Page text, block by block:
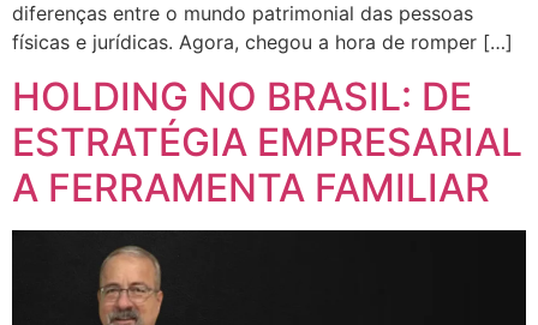
diferenças entre o mundo patrimonial das pessoas
físicas e jurídicas. Agora, chegou a hora de romper […]
HOLDING NO BRASIL: DE
ESTRATÉGIA EMPRESARIAL
A FERRAMENTA FAMILIAR